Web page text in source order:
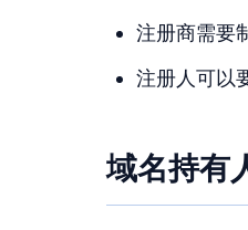
注册商需要
注册人可以
域名持有